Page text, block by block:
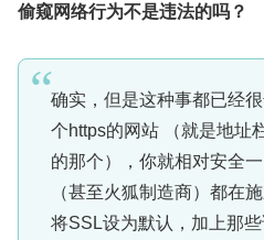
偷窥网络行为不是违法的吗？
确实，但是这种事都已经
个https的网站 （就是地址
的那个），你就相对安全
（甚至火狐制造商）都在
将SSL设为默认，加上那